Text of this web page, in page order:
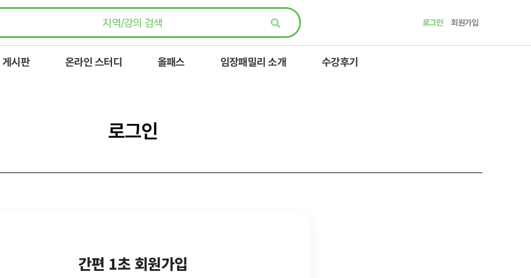
로그인 회원가입
시판 온라인 스터디 올패스 임장패밀리 소개 수강후기
로그인
간편 1초 회원가입